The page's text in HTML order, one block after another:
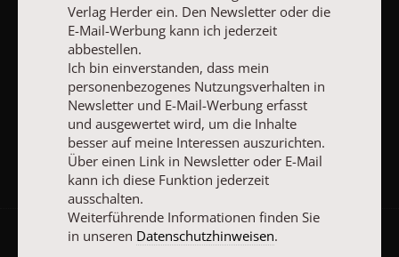
JETZT ANMELDEN
AGB und Widerrufsbelehrung Datenschutz
Verlag Herder ein. Den Newsletter oder die
E-Mail-Werbung kann ich jederzeit
abbestellen.
Ich bin einverstanden, dass mein
personenbezogenes Nutzungsverhalten in
Newsletter und E-Mail-Werbung erfasst
und ausgewertet wird, um die Inhalte
besser auf meine Interessen auszurichten.
Über einen Link in Newsletter oder E-Mail
kann ich diese Funktion jederzeit
ausschalten.
Weiterführende Informationen finden Sie
in unseren Datenschutzhinweisen.